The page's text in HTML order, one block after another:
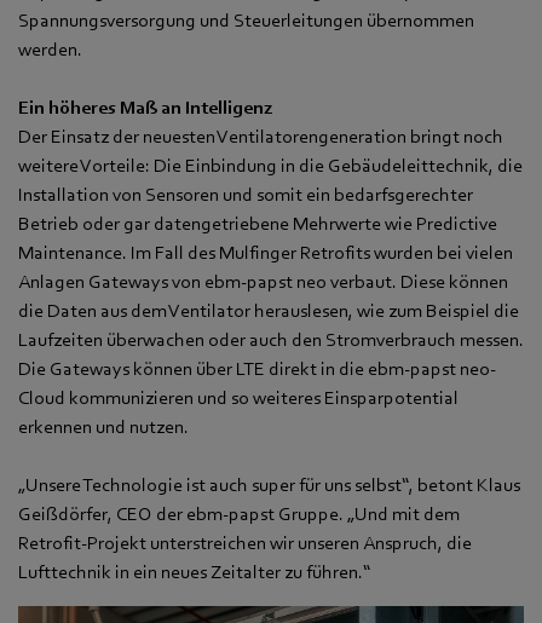
Spannungsversorgung und Steuerleitungen übernommen
werden.
Ein höheres Maß an Intelligenz
Der Einsatz der neuesten Ventilatorengeneration bringt noch
weitere Vorteile: Die Einbindung in die Gebäudeleittechnik, die
Installation von Sensoren und somit ein bedarfsgerechter
Betrieb oder gar datengetriebene Mehrwerte wie Predictive
Maintenance. Im Fall des Mulfinger Retrofits wurden bei vielen
Anlagen Gateways von ebm‑papst neo verbaut. Diese können
die Daten aus dem Ventilator herauslesen, wie zum Beispiel die
Laufzeiten überwachen oder auch den Stromverbrauch messen.
Die Gateways können über LTE direkt in die ebm‑papst neo-
Cloud kommunizieren und so weiteres Einsparpotential
erkennen und nutzen.
„Unsere Technologie ist auch super für uns selbst“, betont Klaus
Geißdörfer, CEO der ebm‑papst Gruppe. „Und mit dem
Retrofit-Projekt unterstreichen wir unseren Anspruch, die
Lufttechnik in ein neues Zeitalter zu führen.“